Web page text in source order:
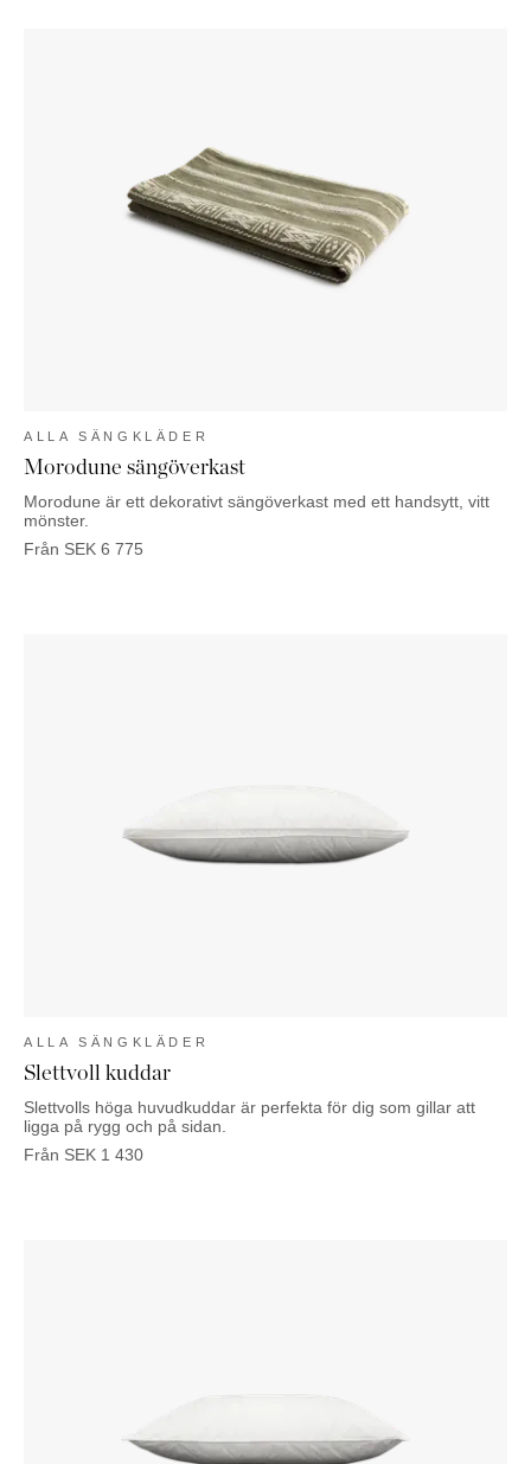
ALLA SÄNGKLÄDER
Morodune sängöverkast
Morodune är ett dekorativt sängöverkast med ett handsytt, vitt
mönster.
Från SEK 6 775
ALLA SÄNGKLÄDER
Slettvoll kuddar
Slettvolls höga huvudkuddar är perfekta för dig som gillar att
ligga på rygg och på sidan.
Från SEK 1 430